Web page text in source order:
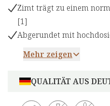
Zimt trägt zu einem
[1]
Abgerundet mit
Mehr zeigen
QUALITÄT AUS